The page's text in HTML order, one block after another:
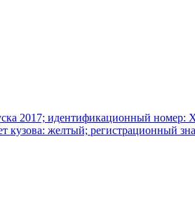
2017; идентификационный
желтый; регистрационный